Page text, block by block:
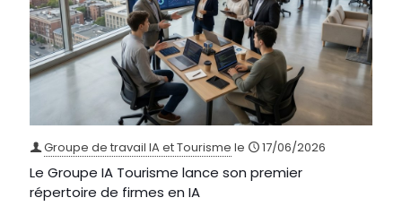
Groupe de travail IA et Tourisme le 17/06/2026
Le Groupe IA Tourisme lance son premier
répertoire de firmes en IA